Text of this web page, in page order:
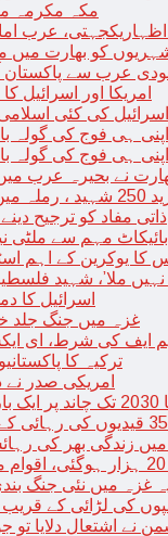
مکہ مکرمہ
عرب
شہریوں کو بھارت
عرب سے پاکستان
امریکا اور
اسرائیل کی کئی
ہی فوج کی گولہ
ہی فوج کی گولہ
نے بحیرہ عرب میں 3 جنگی بحری جہاز تعینات کر
ذاتی مفاد کو ترجیح دینے پر3 افغان کرکٹرز کیخلاف
مہم سے ملٹی
کا یوکرین کے اہم
ملا’، شہید
اسرائیل کا
غزہ میں جنگ جلد
ایف کی شرط، ای
ترکیہ کا
امریکی صدر
زندگی بھر کی
غزہ میں نئی جنگ
کی لڑائی کے
نے اشتعال دلایا